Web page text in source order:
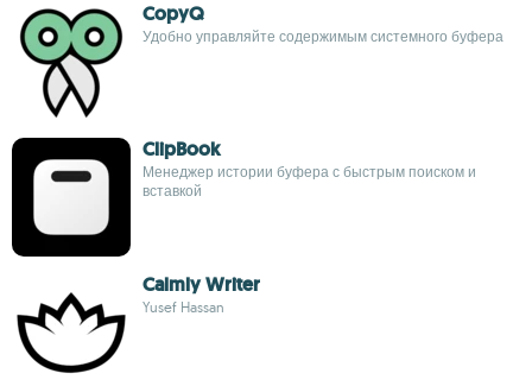
CopyQ
Удобно управляйте содержимым системного буфера
ClipBook
Менеджер истории буфера с быстрым поиском и
вставкой
Calmly Writer
Yusef Hassan